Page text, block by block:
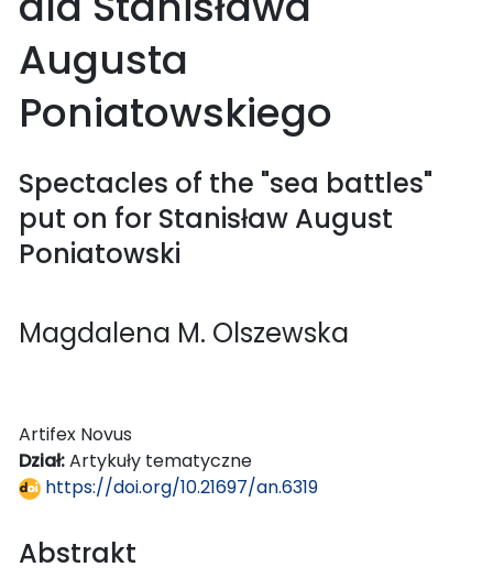
Augusta
Poniatowskiego
Spectacles of the "sea battles"
put on for Stanisław August
Poniatowski
Magdalena M. Olszewska
Artifex Novus
Dział:Artykuły tematyczne
https://doi.org/10.21697/an.6319
Abstrakt